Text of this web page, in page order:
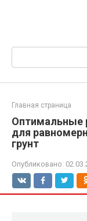
Поиск:
Главная страница
Оптимальные
для
грунт
Опубликовано: